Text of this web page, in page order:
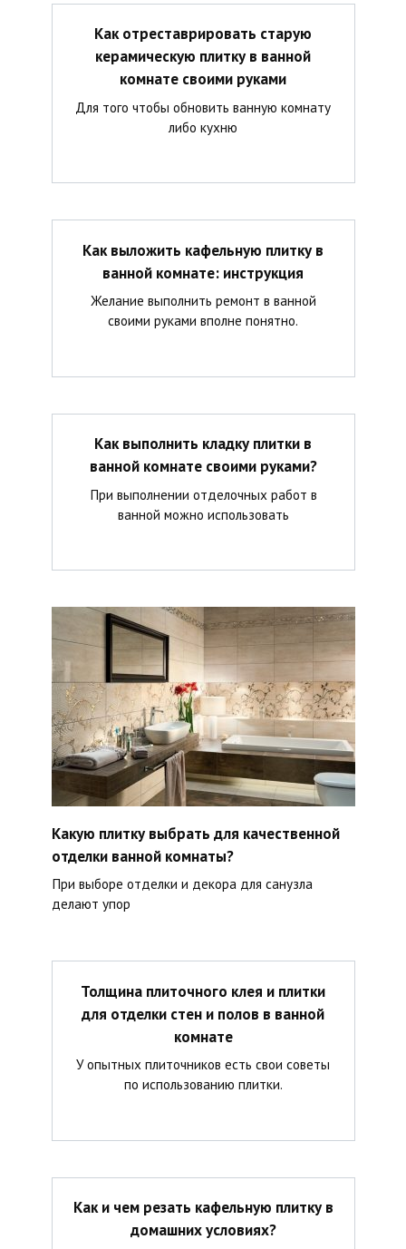
Как отреставрировать старую
керамическую плитку в ванной
комнате своими руками
Для того чтобы обновить ванную комнату
либо кухню
Как выложить кафельную плитку в
ванной комнате: инструкция
Желание выполнить ремонт в ванной
своими руками вполне понятно.
Как выполнить кладку плитки в
ванной комнате своими руками?
При выполнении отделочных работ в
ванной можно использовать
Какую плитку выбрать для качественной
отделки ванной комнаты?
При выборе отделки и декора для санузла
делают упор
Толщина плиточного клея и плитки
для отделки стен и полов в ванной
комнате
У опытных плиточников есть свои советы
по использованию плитки.
Как и чем резать кафельную плитку в
домашних условиях?